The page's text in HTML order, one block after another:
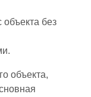
без
объекта,